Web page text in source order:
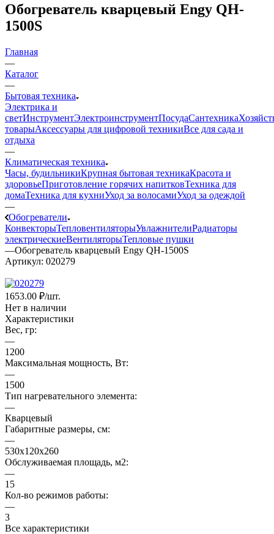
Обогреватель кварцевый Engy QH-
1500S
Главная
—
Каталог
—
Бытовая техника
Электрика и
светИнструментЭлектроинструментПосудаСантехника
товарыАксессуары для цифровой техникиВсе для сада и
отдыха
—
Климатическая техника
Часы, будильникиКрупная бытовая техникаКрасота и
здоровьеПриготовление горячих напитковТехника для
домаТехника для кухниУход за волосамиУход за одеждой
—
Обогреватели
КонвекторыТепловентиляторыУвлажнителиРадиаторы
электрическиеВентиляторыТепловые пушки
—Обогреватель кварцевый Engy QH-1500S
Артикул: 020279
1653.00 ₽/шт.
Нет в наличии
Характеристики
Вес, гр:
—
1200
Максимальная мощность, Вт:
—
1500
Тип нагревательного элемента:
—
Кварцевый
Габаритные размеры, см:
—
530х120х260
Обслуживаемая площадь, м2:
—
15
Кол-во режимов работы:
—
3
Все характеристики